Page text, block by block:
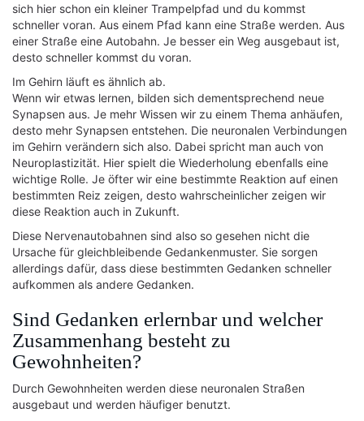
sich hier schon ein kleiner Trampelpfad und du kommst
schneller voran. Aus einem Pfad kann eine Straße werden. Aus
einer Straße eine Autobahn. Je besser ein Weg ausgebaut ist,
desto schneller kommst du voran.
Im Gehirn läuft es ähnlich ab.
Wenn wir etwas lernen, bilden sich dementsprechend neue
Synapsen aus. Je mehr Wissen wir zu einem Thema anhäufen,
desto mehr Synapsen entstehen. Die neuronalen Verbindungen
im Gehirn verändern sich also. Dabei spricht man auch von
Neuroplastizität. Hier spielt die Wiederholung ebenfalls eine
wichtige Rolle. Je öfter wir eine bestimmte Reaktion auf einen
bestimmten Reiz zeigen, desto wahrscheinlicher zeigen wir
diese Reaktion auch in Zukunft.
Diese Nervenautobahnen sind also so gesehen nicht die
Ursache für gleichbleibende Gedankenmuster. Sie sorgen
allerdings dafür, dass diese bestimmten Gedanken schneller
aufkommen als andere Gedanken.
Sind Gedanken erlernbar und welcher
Zusammenhang besteht zu
Gewohnheiten?
Durch Gewohnheiten werden diese neuronalen Straßen
ausgebaut und werden häufiger benutzt.